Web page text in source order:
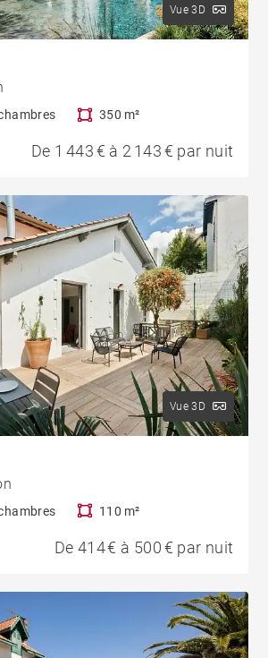
Vue 3D
350 m²
De 1 443 € à 2 143 € par nuit
Vue 3D
110 m²
De 414 € à 500 € par nuit